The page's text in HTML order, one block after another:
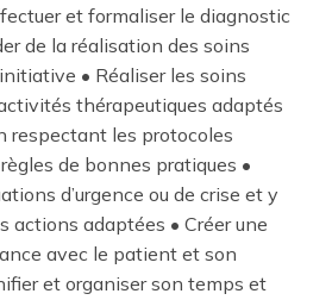
et formaliser le diagnostic
de la réalisation des soins
• Réaliser les soins
thérapeutiques adaptés
respectant les protocoles
de bonnes pratiques •
d’urgence ou de crise et y
actions adaptées • Créer une
avec le patient et son
et organiser son temps et